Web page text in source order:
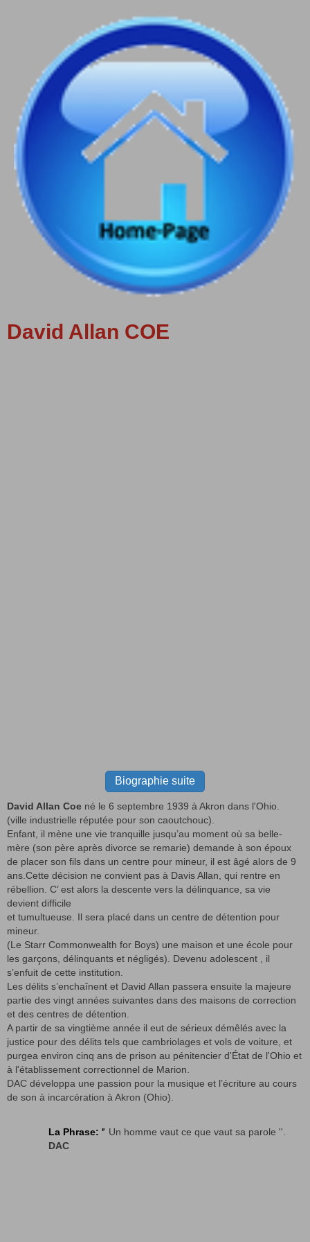
David Allan COE
Biographie suite
David Allan Coe né le 6 septembre 1939 à Akron dans l'Ohio.
(ville industrielle réputée pour son caoutchouc).
Enfant, il mène une vie tranquille jusqu’au moment où sa belle-
mère (son père après divorce se remarie) demande à son époux
de placer son fils dans un centre pour mineur, il est âgé alors de 9
ans.Cette décision ne convient pas à Davis Allan, qui rentre en
rébellion. C’ est alors la descente vers la délinquance, sa vie
devient difficile
et tumultueuse. Il sera placé dans un centre de détention pour
mineur.
(Le Starr Commonwealth for Boys) une maison et une école pour
les garçons, délinquants et négligés). Devenu adolescent , il
s’enfuit de cette institution.
Les délits s’enchaînent et David Allan passera ensuite la majeure
partie des vingt années suivantes dans des maisons de correction
et des centres de détention.
A partir de sa vingtième année il eut de sérieux démêlés avec la
justice pour des délits tels que cambriolages et vols de voiture, et
purgea environ cinq ans de prison au pénitencier d'État de l'Ohio et
à l'établissement correctionnel de Marion.
DAC développa une passion pour la musique et l’écriture au cours
de son à incarcération à Akron (Ohio).
La Phrase: '' Un homme vaut ce que vaut sa parole ''.
DAC